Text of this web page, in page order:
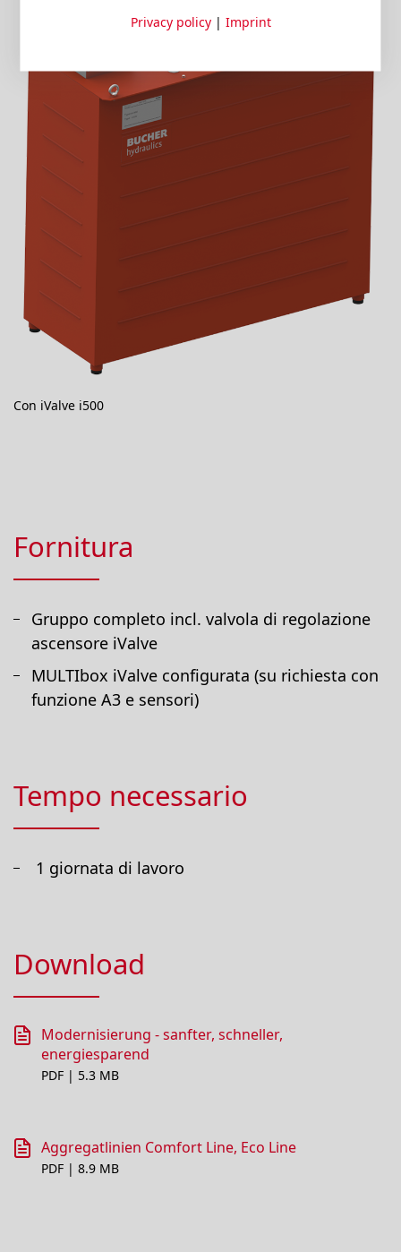
Con iValve i500
Fornitura
Gruppo completo incl. valvola di regolazione
ascensore iValve
MULTIbox iValve configurata (su richiesta con
funzione A3 e sensori)
Tempo necessario
1 giornata di lavoro
Download
Modernisierung - sanfter, schneller,
energiesparend
PDF | 5.3 MB
Aggregatlinien Comfort Line, Eco Line
PDF | 8.9 MB
Privacy policy| Imprint